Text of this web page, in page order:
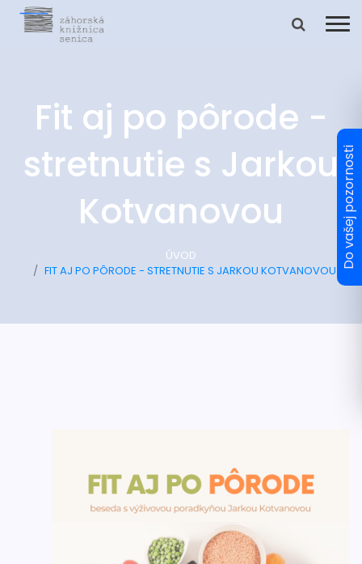
Fit aj po pôrode -
stretnutie s Jarkou
Kotvanovou
ÚVOD
FIT AJ PO PÔRODE - STRETNUTIE S JARKOU KOTVANOVOU